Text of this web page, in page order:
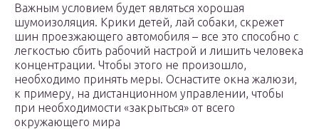
Важным условием будет являться хорошая
шумоизоляция. Крики детей, лай собаки, скрежет
шин проезжающего автомобиля – все это способно с
легкостью сбить рабочий настрой и лишить человека
концентрации. Чтобы этого не произошло,
необходимо принять меры. Оснастите окна жалюзи,
к примеру, на дистанционном управлении, чтобы
при необходимости «закрыться» от всего
окружающего мира